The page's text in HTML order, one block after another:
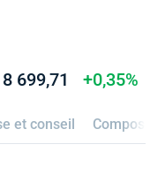
8 699,71 +0,35%
et conseil